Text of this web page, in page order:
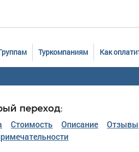
Туркомпаниям Как
переход:
Стоимость Описание Отзывы